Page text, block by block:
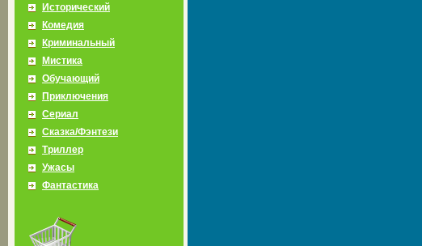
Исторический
Комедия
Криминальный
Мистика
Обучающий
Приключения
Сериал
Сказка/Фэнтези
Триллер
Ужасы
Фантастика